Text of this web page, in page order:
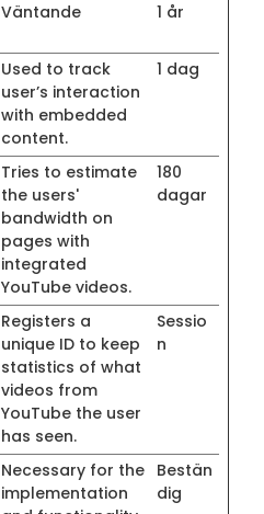
Väntande 1 år
Used to track
user’s interaction
with embedded
content.
1 dag
Tries to estimate
the users'
bandwidth on
pages with
integrated
YouTube videos.
180
dagar
Registers a
unique ID to keep
statistics of what
videos from
YouTube the user
has seen.
Sessio
n
Necessary for the
implementation
Bestän
dig